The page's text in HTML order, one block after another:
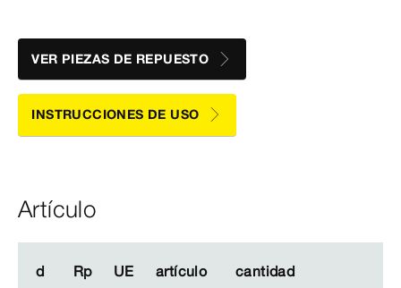
VER PIEZAS DE REPUESTO
INSTRUCCIONES DE USO
Artículo
d Rp UE artículo cantidad
d Rp UE artículo cantidad